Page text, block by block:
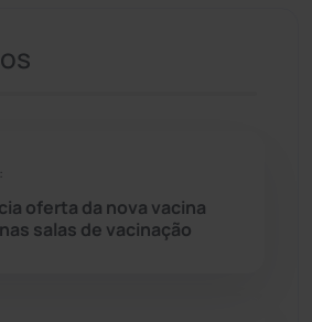
oferta da nova vacina
salas de vacinação